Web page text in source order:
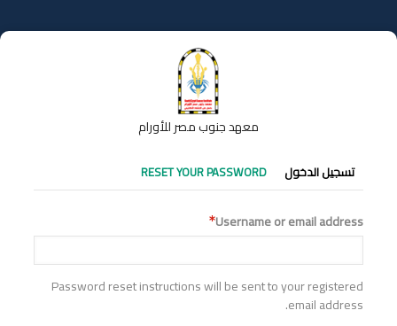
إلى
المحتوى
معهد جنوب مصر للأورام
التبويبات
الأساسية
تسجيل الدخول RESET YOUR PASSWORD
Username or email address
Password reset instructions will be sent to your registered
email address.